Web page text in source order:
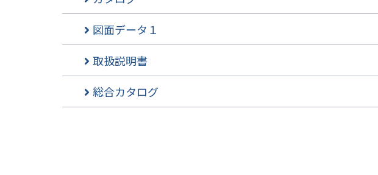
図面データ１
取扱説明書
総合カタログ